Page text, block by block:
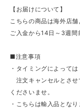
【お届けについて】
こちらの商品は海外店舗
ご入金から14日～3週間
■注意事項
・タイミングによって
注文キャンセルとさせ
くださいませ。
・こちらは輸入品とな